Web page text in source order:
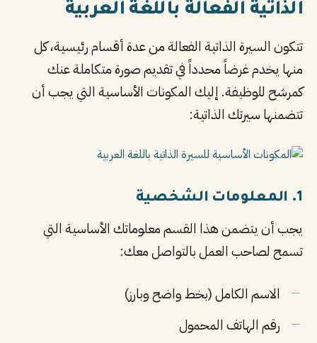
الذاتية الفعالة باللغة العربية
تتكون السيرة الذاتية الفعالة من عدة أقسام رئيسية، كل
منها يخدم غرضاً محدداً في تقديم صورة متكاملة عنك
كمرشح للوظيفة. إليك المكونات الأساسية التي يجب أن
تتضمنها سيرتك الذاتية:
1. المعلومات الشخصية
يجب أن يتضمن هذا القسم معلوماتك الأساسية التي
تسمح لصاحب العمل بالتواصل معك:
الاسم الكامل (بخط واضح وبارز)
رقم الهاتف المحمول